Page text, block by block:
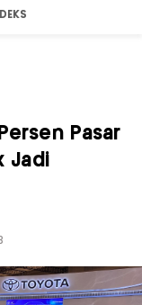
Pasar
Jadi